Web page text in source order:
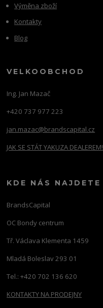
Výměna zboží
Kontakty
Blog
VELKOOBCHOD
Ing. Jan Mazač
+420 737 977 223
jan.mazac@brandscapital.cz
JAK SE STÁT YAKUZA DEALEREM!
KDE NÁS NAJDETE
BrandsCapital
OC Bondy centrum
Tř. Václava Klementa 1459
Mladá Boleslav 293 01
Tel.: +420 702 136 620
KONTAKTY NA PRODEJNY